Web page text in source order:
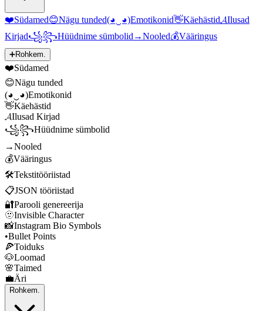
❤️Südamed😊Nägu tunded(◕‿◕)Emotikonid👋Käehästid𝓐Ilusad
Kirjad꧁꧂Hüüdnime sümbolid →Nooled💰Vääringus
➕Rohkem.
❤️Südamed
😊Nägu tunded
(◕‿◕)Emotikonid
👋Käehästid
𝓐Ilusad Kirjad
꧁꧂Hüüdnime sümbolid
→Nooled
💰Vääringus
🛠️Tekstitööriistad
📋JSON tööriistad
🔐Parooli genereerija
🫥Invisible Character
📸Instagram Bio Symbols
•Bullet Points
🍕Toiduks
🐶Loomad
🌸Taimed
💼Äri
Rohkem.